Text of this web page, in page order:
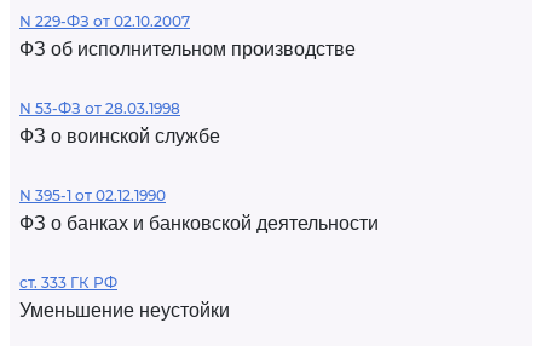
N 229-ФЗ от 02.10.2007
ФЗ об исполнительном производстве
N 53-ФЗ от 28.03.1998
ФЗ о воинской службе
N 395-1 от 02.12.1990
ФЗ о банках и банковской деятельности
ст. 333 ГК РФ
Уменьшение неустойки